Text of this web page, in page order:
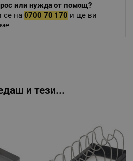
или нужда от помощ?
се на 0700 70 170 и ще ви
и тези...